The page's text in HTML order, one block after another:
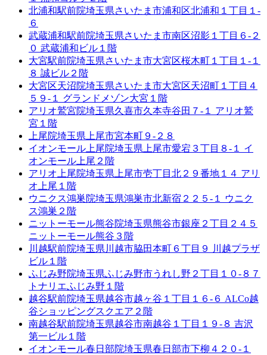
北浦和駅前院埼玉県さいたま市浦和区北浦和１丁目１-
６
武蔵浦和駅前院埼玉県さいたま市南区沼影１丁目６-２
０ 武蔵浦和ビル１階
大宮駅前院埼玉県さいたま市大宮区桜木町１丁目１-１
８ 誠ビル２階
大宮区天沼院埼玉県さいたま市大宮区天沼町１丁目４
５９-１ グランドメゾン大宮１階
アリオ鷲宮院埼玉県久喜市久本寺谷田７-１ アリオ鷲
宮１階
上尾院埼玉県上尾市宮本町９-２８
イオンモール上尾院埼玉県上尾市愛宕３丁目８-１ イ
オンモール上尾２階
アリオ上尾院埼玉県上尾市壱丁目北２９番地１４ アリ
オ上尾１階
ウニクス鴻巣院埼玉県鴻巣市北新宿２２５-１ ウニク
ス鴻巣２階
ニットーモール熊谷院埼玉県熊谷市銀座２丁目２４５
ニットーモール熊谷３階
川越駅前院埼玉県川越市脇田本町６丁目９ 川越プラザ
ビル１階
ふじみ野院埼玉県ふじみ野市うれし野２丁目１０-８７
トナリエふじみ野１階
越谷駅前院埼玉県越谷市越ヶ谷１丁目１６-６ ALCo越
谷ショッピングスクエア２階
南越谷駅前院埼玉県越谷市南越谷１丁目１９-８ 吉沢
第一ビル１階
イオンモール春日部院埼玉県春日部市下柳４２０-１